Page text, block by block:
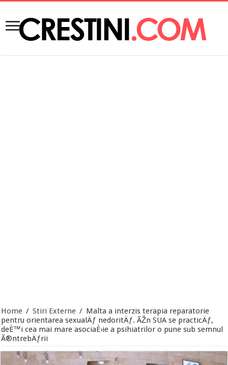
Home / Stiri Externe / Malta a interzis terapia reparatorie
pentru orientarea sexualÄƒ nedoritÄƒ. ÃŽn SUA se practicÄƒ,
deÈ™i cea mai mare asociaÈ›ie a psihiatrilor o pune sub semnul
Ã®ntrebÄƒrii